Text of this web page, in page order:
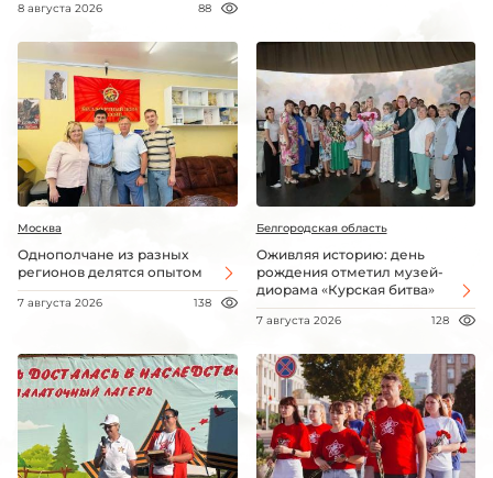
8 августа 2026 88
Москва
Однополчане из разных
регионов делятся опытом
7 августа 2026 138
Белгородская область
Оживляя историю: день
рождения отметил музей-
диорама «Курская битва»
7 августа 2026 128